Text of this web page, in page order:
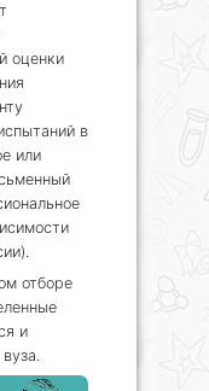
оценки
в
или
отборе
и